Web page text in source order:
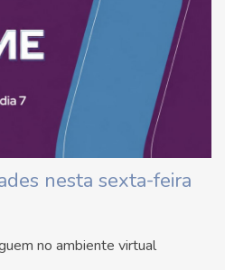
nesta sexta-feira
no ambiente virtual